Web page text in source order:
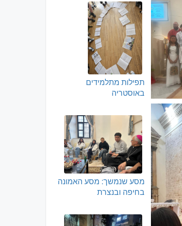
תפילות מתלמידים
באוסטריה
מסע שנמשך: מסע האמונה
בחיפה ובנצרת